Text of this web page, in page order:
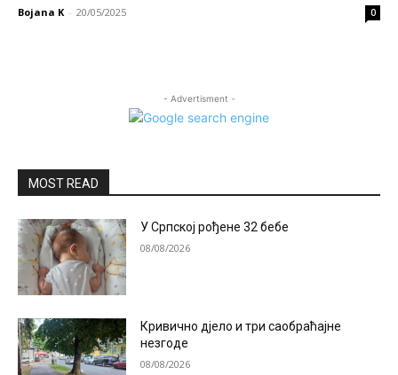
Bojana K - 20/05/2025 0
- Advertisment -
MOST READ
У Српској рођене 32 бебе
08/08/2026
Кривично дјело и три саобраћајне
незгоде
08/08/2026